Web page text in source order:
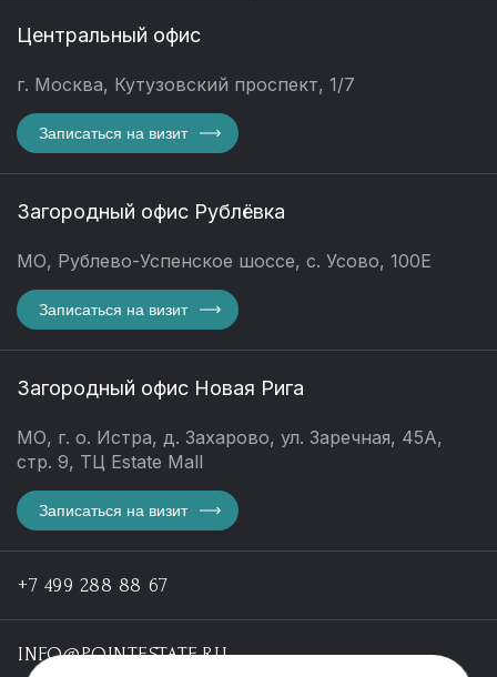
Центральный офис
г. Москва, Кутузовский проспект, 1/7
Записаться на визит
Загородный офис Рублёвка
МО, Рублево-Успенское шоссе, с. Усово, 100Е
Записаться на визит
Загородный офис Новая Рига
МО, г. о. Истра, д. Захарово, ул. Заречная, 45А,
стр. 9, ТЦ Estate Mall
Записаться на визит
+7 499 288 88 67
INFO@POINTESTATE.RU